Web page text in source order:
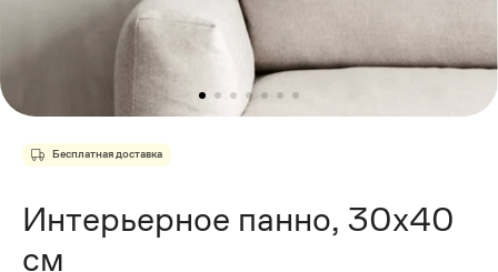
Бесплатная доставка
Интерьерное панно, 30х40
см